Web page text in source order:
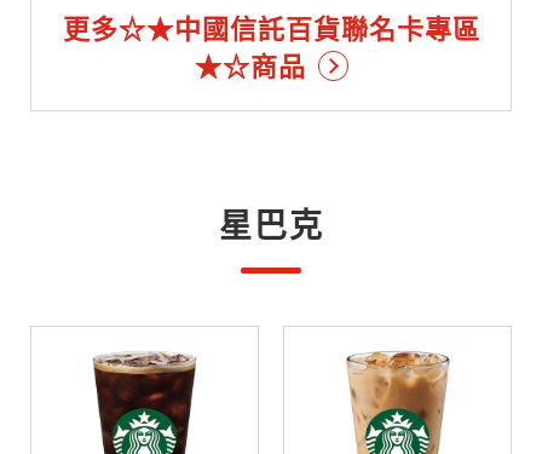
更多☆★中國信託百貨聯名卡專區
★☆商品
星巴克